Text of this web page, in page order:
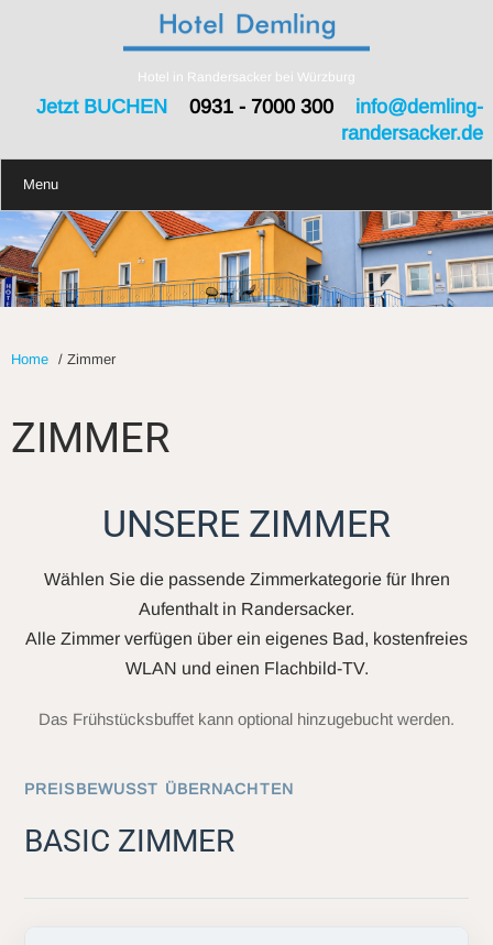
Hotel in Randersacker bei Würzburg
Jetzt BUCHEN0931 - 7000 300 info@demling-
randersacker.de
Menu
Home / Zimmer
ZIMMER
UNSERE ZIMMER
Wählen Sie die passende Zimmerkategorie für Ihren
Aufenthalt in Randersacker.
Alle Zimmer verfügen über ein eigenes Bad, kostenfreies
WLAN und einen Flachbild-TV.
Das Frühstücksbuffet kann optional hinzugebucht werden.
PREISBEWUSST ÜBERNACHTEN
BASIC ZIMMER